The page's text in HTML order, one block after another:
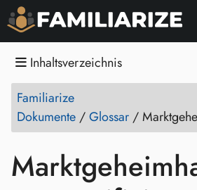
Inhaltsverzeichnis
Familiarize
Dokumente /Glossar /